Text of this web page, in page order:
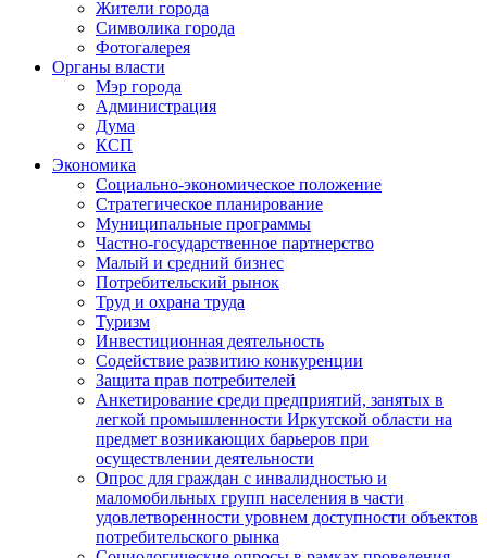
Жители города
Символика города
Фотогалерея
Органы власти
Мэр города
Администрация
Дума
КСП
Экономика
Социально-экономическое положение
Стратегическое планирование
Муниципальные программы
Частно-государственное партнерство
Малый и средний бизнес
Потребительский рынок
Труд и охрана труда
Туризм
Инвестиционная деятельность
Содействие развитию конкуренции
Защита прав потребителей
Анкетирование среди предприятий, занятых в
легкой промышленности Иркутской области на
предмет возникающих барьеров при
осуществлении деятельности
Опрос для граждан с инвалидностью и
маломобильных групп населения в части
удовлетворенности уровнем доступности объектов
потребительского рынка